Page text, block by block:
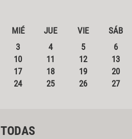
MIÉ JUE VIE
SÁB
3 4 5
6
10 11 12
13
17 18 19
20
24 25 26
27
TODAS